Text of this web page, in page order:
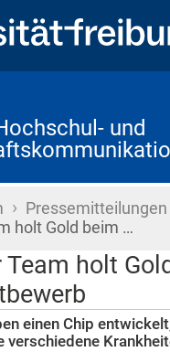
und
›
holt Gold beim …
Team holt
einen Chip
verschiedene